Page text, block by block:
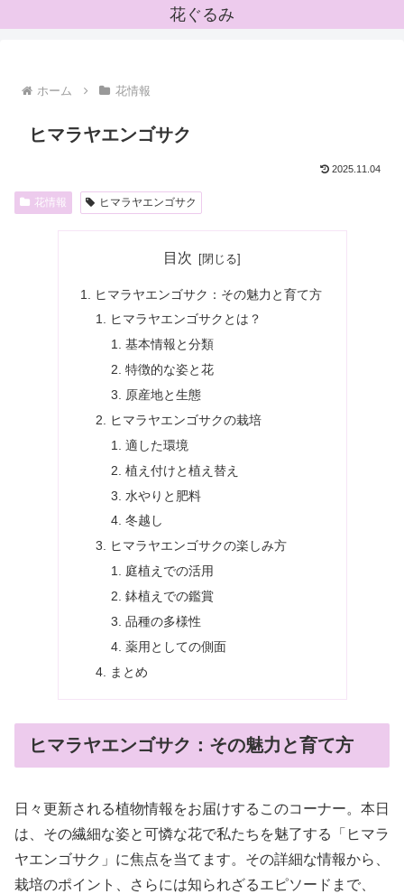
花ぐるみ
ホーム 花情報
ヒマラヤエンゴサク
2025.11.04
花情報 ヒマラヤエンゴサク
目次
ヒマラヤエンゴサク：その魅力と育て方
ヒマラヤエンゴサクとは？
基本情報と分類
特徴的な姿と花
原産地と生態
ヒマラヤエンゴサクの栽培
適した環境
植え付けと植え替え
水やりと肥料
冬越し
ヒマラヤエンゴサクの楽しみ方
庭植えでの活用
鉢植えでの鑑賞
品種の多様性
薬用としての側面
まとめ
ヒマラヤエンゴサク：その魅力と育て方
日々更新される植物情報をお届けするこのコーナー。本日
は、その繊細な姿と可憐な花で私たちを魅了する「ヒマラ
ヤエンゴサク」に焦点を当てます。その詳細な情報から、
栽培のポイント、さらには知られざるエピソードまで、